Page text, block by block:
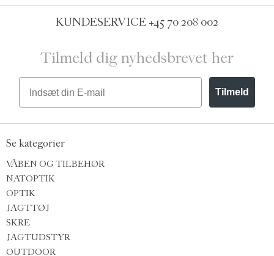
KUNDESERVICE+45 70 208 002
Tilmeld dig nyhedsbrevet her
Email
Tilmeld
Se kategorier
VÅBEN OG TILBEHØR
NATOPTIK
OPTIK
JAGTTØJ
SKRE
JAGTUDSTYR
OUTDOOR